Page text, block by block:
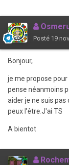
Posté 19
Bonjour,
je me propose
pense néanmoins
aider je ne suis pas
peux l'être.J'ai TS
A bientot